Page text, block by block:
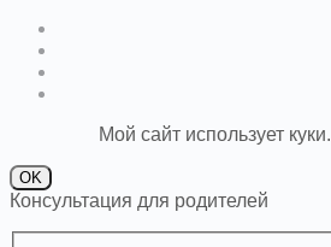
Мой сайт использует куки.
OK
Консультация для родителей